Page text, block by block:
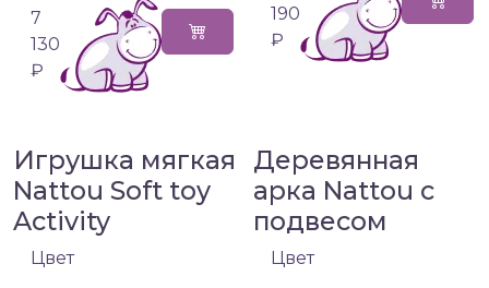
7
130
₽
190
₽
Игрушка мягкая
Nattou Soft toy
Activity
Цвет
Деревянная
арка Nattou с
подвесом
Цвет